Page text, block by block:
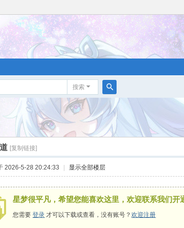
搜索
搜
索
[复制链接]
2026-5-28 20:24:33 显示全部楼层
星梦很平凡，希望您能喜欢这里，欢迎联系我们开
您需要登录 才可以下载或查看，没有账号？欢迎注册